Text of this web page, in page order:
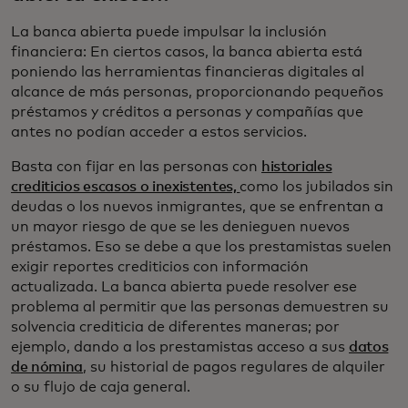
La banca abierta puede impulsar la inclusión
financiera: En ciertos casos, la banca abierta está
poniendo las herramientas financieras digitales al
alcance de más personas, proporcionando pequeños
préstamos y créditos a personas y compañías que
antes no podían acceder a estos servicios.
Basta con fijar en las personas con historiales
crediticios escasos o inexistentes, como los jubilados sin
deudas o los nuevos inmigrantes, que se enfrentan a
un mayor riesgo de que se les denieguen nuevos
préstamos. Eso se debe a que los prestamistas suelen
exigir reportes crediticios con información
actualizada. La banca abierta puede resolver ese
problema al permitir que las personas demuestren su
solvencia crediticia de diferentes maneras; por
ejemplo, dando a los prestamistas acceso a sus datos
de nómina, su historial de pagos regulares de alquiler
o su flujo de caja general.